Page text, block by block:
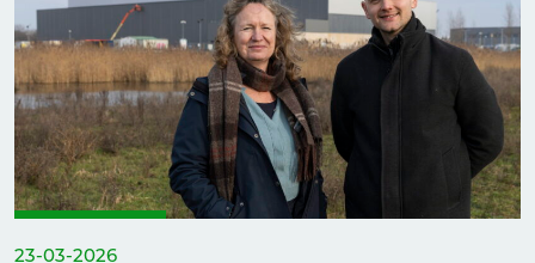
23-03-2026